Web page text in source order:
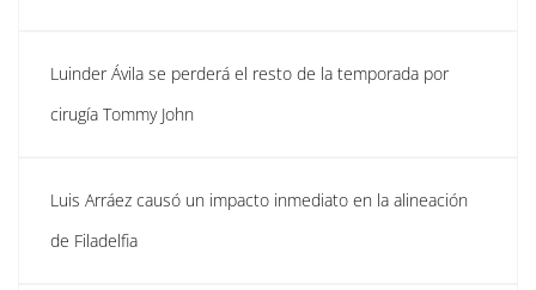
Luinder Ávila se perderá el resto de la temporada por
cirugía Tommy John
Luis Arráez causó un impacto inmediato en la alineación
de Filadelfia